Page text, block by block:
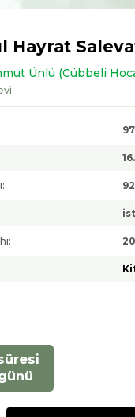
Hayrat
Ünlü (Cübbeli
92